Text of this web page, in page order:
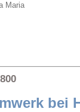
Maria
bei